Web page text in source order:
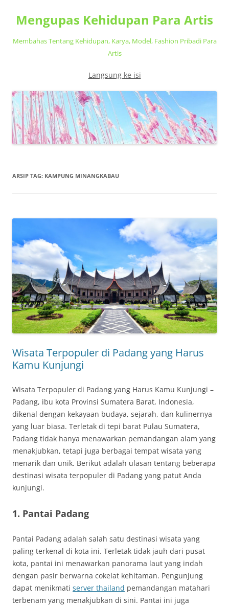
Mengupas Kehidupan Para Artis
Membahas Tentang Kehidupan, Karya, Model, Fashion Pribadi Para
Artis
Langsung ke isi
ARSIP TAG: KAMPUNG MINANGKABAU
Wisata Terpopuler di Padang yang Harus
Kamu Kunjungi
Wisata Terpopuler di Padang yang Harus Kamu Kunjungi –
Padang, ibu kota Provinsi Sumatera Barat, Indonesia,
dikenal dengan kekayaan budaya, sejarah, dan kulinernya
yang luar biasa. Terletak di tepi barat Pulau Sumatera,
Padang tidak hanya menawarkan pemandangan alam yang
menakjubkan, tetapi juga berbagai tempat wisata yang
menarik dan unik. Berikut adalah ulasan tentang beberapa
destinasi wisata terpopuler di Padang yang patut Anda
kunjungi.
1. Pantai Padang
Pantai Padang adalah salah satu destinasi wisata yang
paling terkenal di kota ini. Terletak tidak jauh dari pusat
kota, pantai ini menawarkan panorama laut yang indah
dengan pasir berwarna cokelat kehitaman. Pengunjung
dapat menikmati server thailand pemandangan matahari
terbenam yang menakjubkan di sini. Pantai ini juga